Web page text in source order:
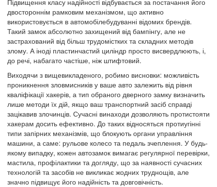
двостороннім рамковим механізмом, що активно
використовується в автомобілебудуванні відомих брендів.
Такий замок абсолютно захищений від бампінгу, але не
застрахований від більш трудомістких та складних методів
злому. А іноді пластинчастий циліндр просто висвердлюють, і,
до речі, набагато частіше, ніж штифтовий.
Виходячи з вищевикладеного, робимо висновки: можливість
проникнення зловмисників у ваше авто залежить від рівня
кваліфікації хакерів, а тип обраного дверного замку визначить
лише методи їх дій, якщо ваш транспортний засіб справді
зацікавив злочинців. Сучасні винаходи дозволяють протистояти
хакерам досить ефективно. До таких відносяться протиугінні
типи запірних механізмів, що блокують органи управління
машини, а саме: рульове колесо та педаль зчеплення. У будь-
якому випадку, кожен автозамок вимагає регулярної перевірки,
мастила, профілактики та догляду, що за наявності сучасних
технологій та засобів не викликає жодних труднощів, але
значно підвищує його надійність та довговічність.